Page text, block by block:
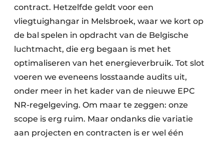
contract. Hetzelfde geldt voor een
vliegtuighangar in Melsbroek, waar we kort op
de bal spelen in opdracht van de Belgische
luchtmacht, die erg begaan is met het
optimaliseren van het energieverbruik. Tot slot
voeren we eveneens losstaande audits uit,
onder meer in het kader van de nieuwe EPC
NR-regelgeving. Om maar te zeggen: onze
scope is erg ruim. Maar ondanks die variatie
aan projecten en contracten is er wel één